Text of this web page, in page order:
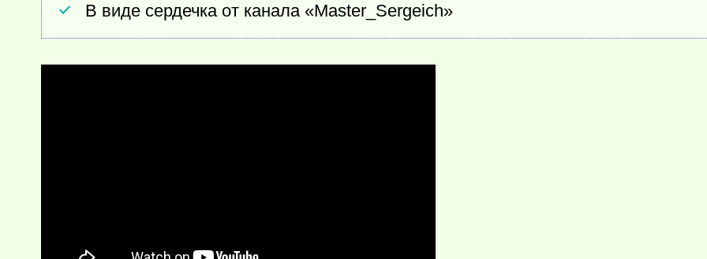
В виде сердечка от канала «Master_Sergeich»